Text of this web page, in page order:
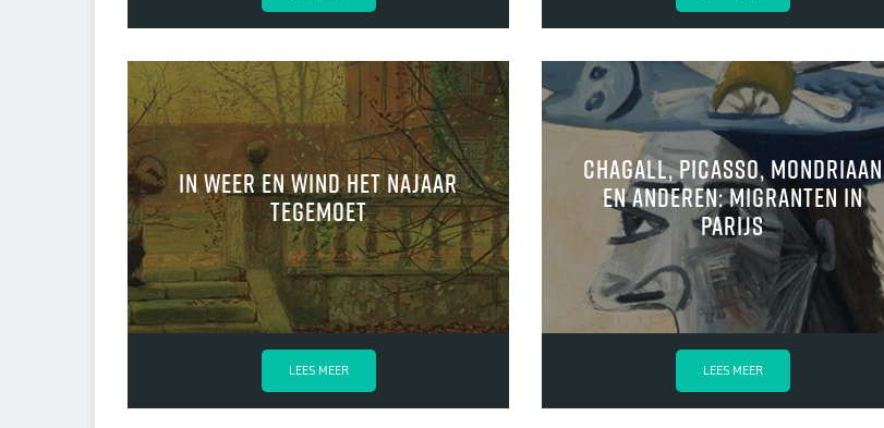
In weer en wind het najaar
tegemoet
LEES MEER
Chagall, Picasso, Mondriaan
en anderen: Migranten in
Parijs
LEES MEER